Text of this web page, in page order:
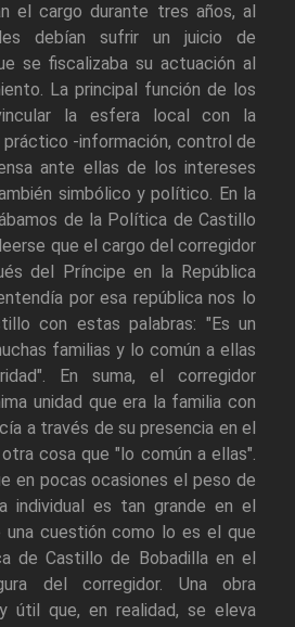
el cargo durante tres años, al
debían sufrir un juicio de
se fiscalizaba su actuación al
La principal función de los
la esfera local con la
práctico -información, control de
ante ellas de los intereses
simbólico y político. En la
de la Política de Castillo
que el cargo del corregidor
del Príncipe en la República
por esa república nos lo
con estas palabras: "Es un
familias y lo común a ellas
En suma, el corregidor
unidad que era la familia con
a través de su presencia en el
cosa que "lo común a ellas".
en pocas ocasiones el peso de
individual es tan grande en el
una cuestión como lo es el que
de Castillo de Bobadilla en el
del corregidor. Una obra
útil que, en realidad, se eleva